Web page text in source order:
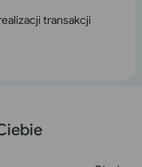
transakcji